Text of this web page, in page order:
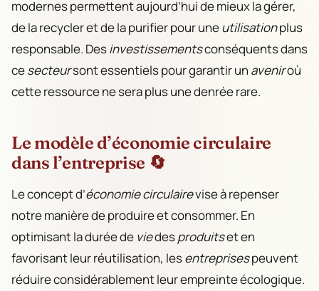
modernes permettent aujourd’hui de mieux la gérer,
de la recycler et de la purifier pour uneutilisationplus
responsable. Desinvestissementsconséquents dans
cesecteursont essentiels pour garantir un aveniroù
cette ressource ne sera plus une denrée rare.
Le modèle d’économie circulaire
dans l’entreprise 🔄
Le concept d’économie circulairevise à repenser
notre manière de produire et consommer. En
optimisant la durée de viedesproduitset en
favorisant leur réutilisation, lesentreprisespeuvent
réduire considérablement leur empreinte écologique.